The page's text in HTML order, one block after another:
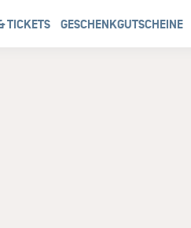
TICKETS GESCHENKGUTSCHEINE